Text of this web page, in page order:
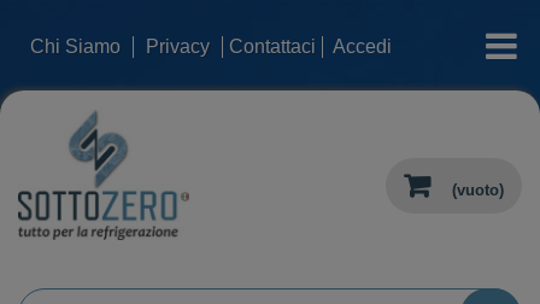
Chi Siamo Privacy Contattaci Accedi categorie
(vuoto)